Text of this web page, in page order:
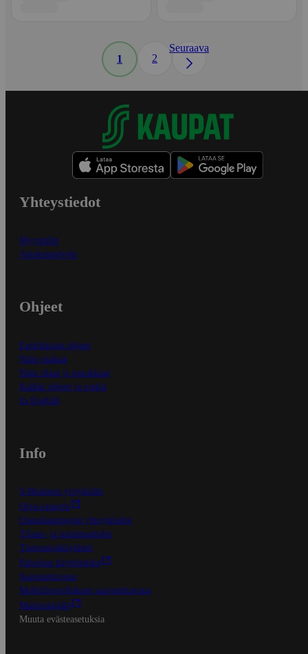
1 2
Seuraava
Yhteystiedot
Myymälät
Asiakaspalvelu
Ohjeet
Ensitilaajan ohjeet
Näin maksat
Näin tilaat ja muokkaat
Kaikki ohjeet ja vinkit
In English
Info
S-Business yrityksille
Oiva-raportit
Osuuskauppojen yhteystiedot
Tilaus- ja toimitusehdot
Tietosuojakäytäntö
Palvelun käyttöehdot
Saavutettavuus
Mobiilisovelluksen saavutettavuus
Mainostajalle
Muuta evästeasetuksia